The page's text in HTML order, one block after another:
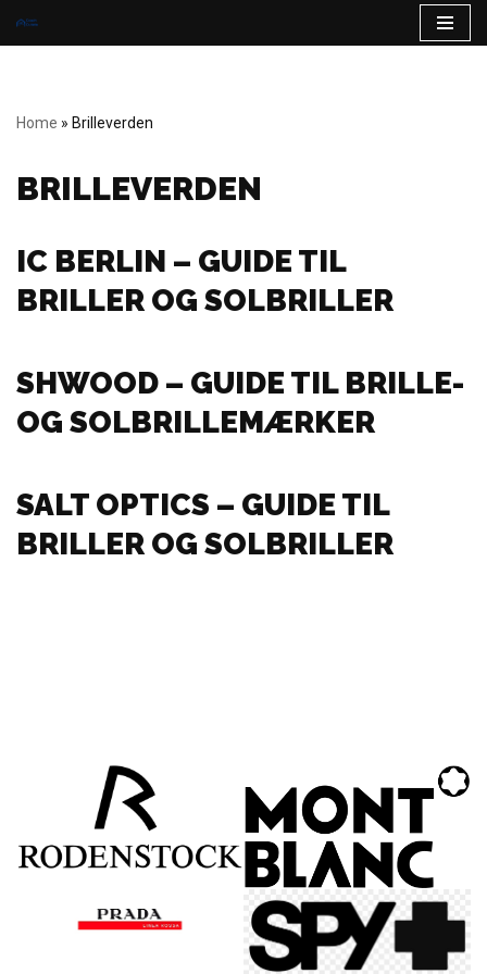
Home » Brilleverden
BRILLEVERDEN
IC BERLIN – GUIDE TIL
BRILLER OG SOLBRILLER
SHWOOD – GUIDE TIL BRILLE-
OG SOLBRILLEMÆRKER
SALT OPTICS – GUIDE TIL
BRILLER OG SOLBRILLER